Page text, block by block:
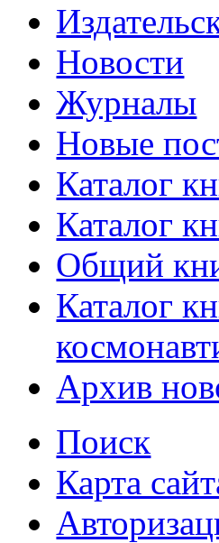
Новости
Журналы
Новые
Каталог
Каталог
Общий
Каталог
Архив
Поиск
Карта